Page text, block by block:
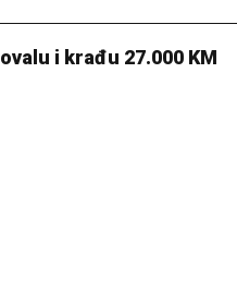
i krađu 27.000 KM